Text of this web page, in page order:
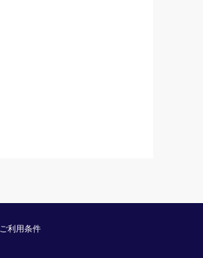
ご利用条件